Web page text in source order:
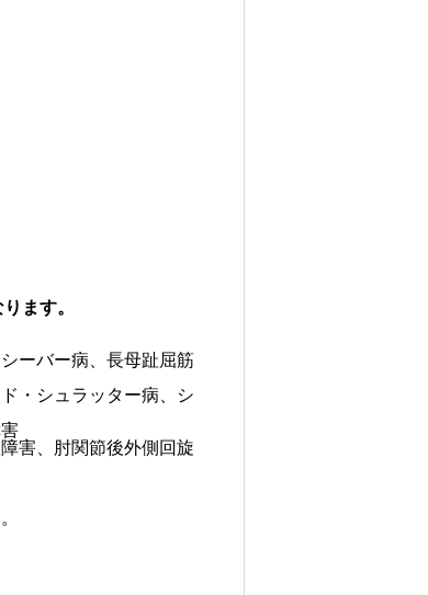
ます。
ーバー病、長母趾屈筋
・シュラッター病、シ
害、肘関節後外側回旋